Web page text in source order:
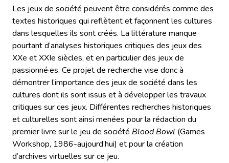
Les jeux de société peuvent être considérés comme des
textes historiques qui reflètent et façonnent les cultures
dans lesquelles ils sont créés. La littérature manque
pourtant d’analyses historiques critiques des jeux des
XXe et XXIe siècles, et en particulier des jeux de
passionné·es. Ce projet de recherche vise donc à
démontrer l’importance des jeux de société dans les
cultures dont ils sont issus et à développer les travaux
critiques sur ces jeux. Différentes recherches historiques
et culturelles sont ainsi menées pour la rédaction du
premier livre sur le jeu de société Blood Bowl (Games
Workshop, 1986-aujourd’hui) et pour la création
d’archives virtuelles sur ce jeu.